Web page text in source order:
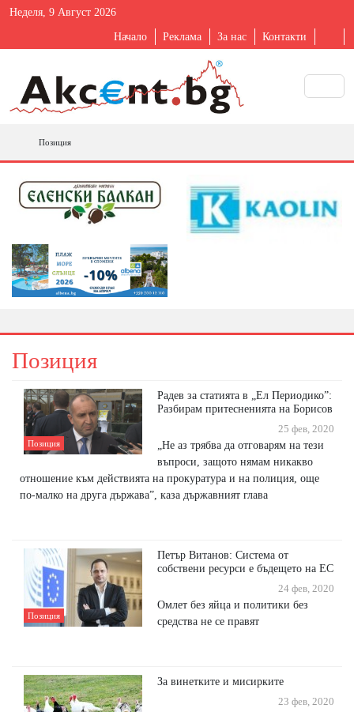
Неделя, 9 Август 2026
Начало Реклама За нас Контакти
Позиция
Позиция
Позиция
Радев за статията в „Ел Периодико”:
Разбирам притесненията на Борисов
25 фев, 2020
„Не аз трябва да отговарям на тези
въпроси, защото нямам никакво
отношение към действията на прокуратура и на полиция, още
по-малко на друга държава”, каза държавният глава
Позиция
Петър Витанов: Система от
собствени ресурси е бъдещето на ЕС
24 фев, 2020
Омлет без яйца и политики без
средства не се правят
За винетките и мисирките
23 фев, 2020